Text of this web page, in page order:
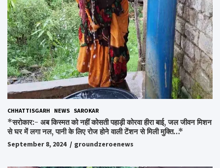
CHHATTISGARH NEWS SAROKAR
*सरोकार:- अब किस्मत को नहीं कोसती पहाड़ी कोरवा हीरा बाई, जल जीवन मिशन
से घर में लगा नल, पानी के लिए रोज होने वाली टेंशन से मिली मुक्ति…*
September 8, 2024 groundzeroenews